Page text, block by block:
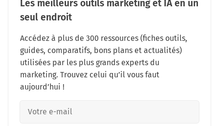
Les meilleurs outils marketing et IA en un
seul endroit
Accédez à plus de 300 ressources (fiches outils,
guides, comparatifs, bons plans et actualités)
utilisées par les plus grands experts du
marketing. Trouvez celui qu’il vous faut
aujourd’hui !